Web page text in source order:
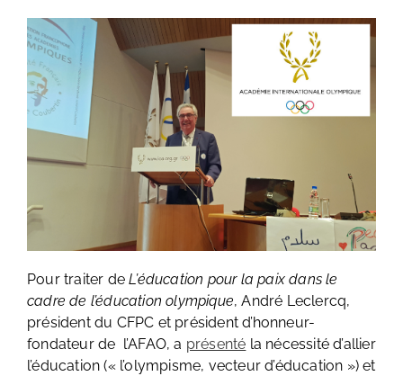
Pour traiter deL’éducation pour la paix dans le
cadre de l’éducation olympique, André Leclercq,
président du CFPC et président d’honneur-
fondateur de l’AFAO, a présenté la nécessité d’allier
l’éducation (« l’olympisme, vecteur d’éducation ») et